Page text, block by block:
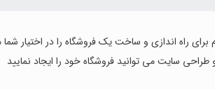
برای راه اندازی و ساخت یک فروشگاه را در اختیار
طراحی سایت می توانید فروشگاه خود را ایجاد نمایید